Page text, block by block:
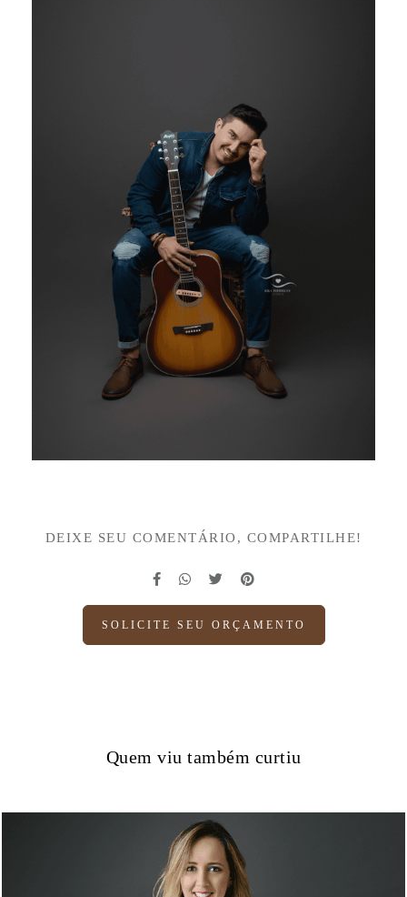
DEIXE SEU COMENTÁRIO, COMPARTILHE!
SOLICITE SEU ORÇAMENTO
Quem viu também curtiu